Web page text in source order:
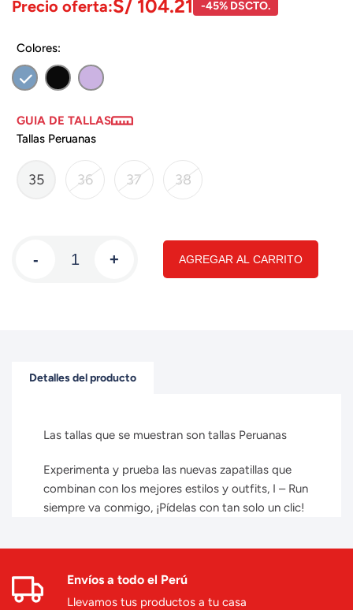
Precio oferta:S/ 104.21 -45% DSCTO.
Colores:
GUIA DE TALLAS
Tallas Peruanas
35 36 37 38
- + AGREGAR AL CARRITO
Detalles del producto
Las tallas que se muestran son tallas Peruanas
Experimenta y prueba las nuevas zapatillas que
combinan con los mejores estilos y outfits, I – Run
siempre va conmigo, ¡Pídelas con tan solo un clic!
Envíos a todo el Perú
Llevamos tus productos a tu casa